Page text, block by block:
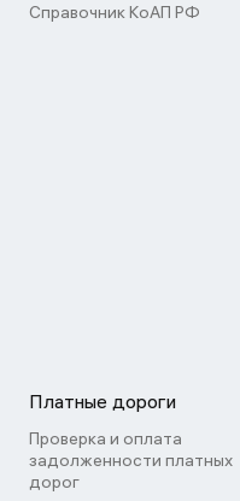
Справочник КоАП РФ
Платные дороги
Проверка и оплата
задолженности платных
дорог